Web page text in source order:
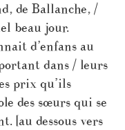
de Ballanche, /
beau jour.
d’enfans au
dans / leurs
prix qu’ils
des sœurs qui se
[au dessous vers